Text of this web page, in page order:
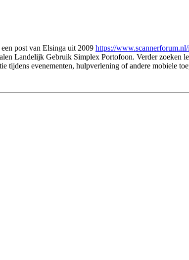
post van Elsinga uit 2009 https://
Landelijk Gebruik Simplex Portofoon. Verder zoeken
evenementen, hulpverlening of andere mobiele